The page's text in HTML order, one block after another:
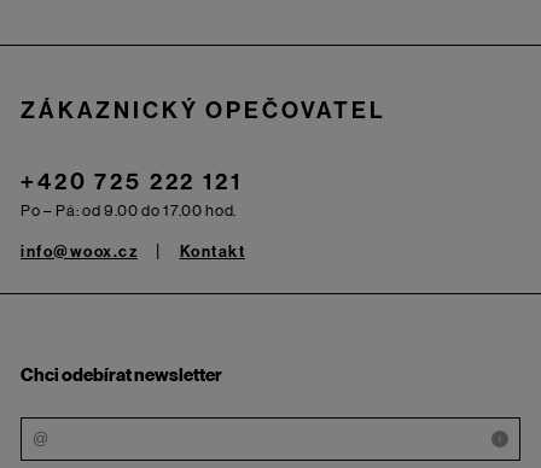
ZÁKAZNICKÝ OPEČOVATEL
+420 725 222 121
Po – Pá: od 9.00 do 17.00 hod.
info@woox.cz Kontakt
Chci odebírat newsletter
i